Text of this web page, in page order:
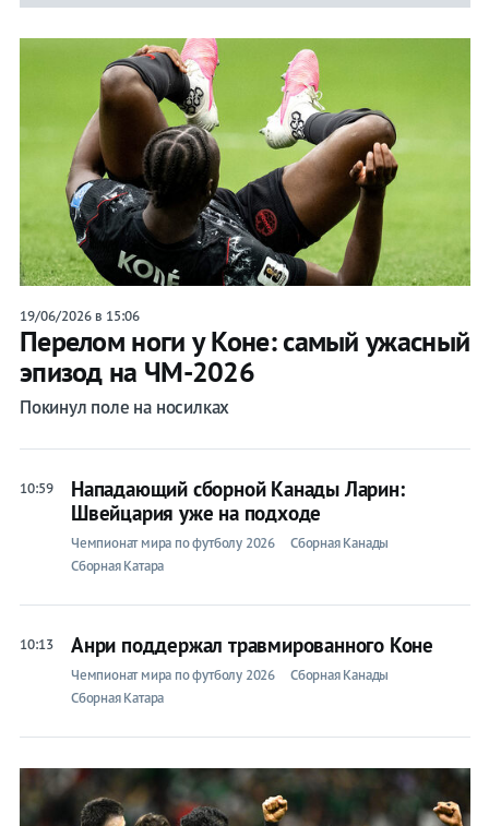
19/06/2026 в 15:06
Перелом ноги у Коне: самый ужасный
эпизод на ЧМ-2026
Покинул поле на носилках
10:59
Нападающий сборной Канады Ларин:
Швейцария уже на подходе
Чемпионат мира по футболу 2026
Сборная Канады
Сборная Катара
10:13 Анри поддержал травмированного Коне
Чемпионат мира по футболу 2026
Сборная Канады
Сборная Катара